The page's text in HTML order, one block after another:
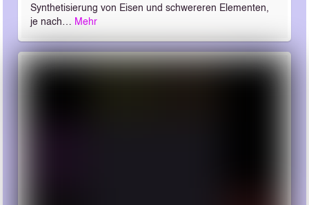
Synthetisierung von Eisen und schwereren Elementen,
je nach… Mehr